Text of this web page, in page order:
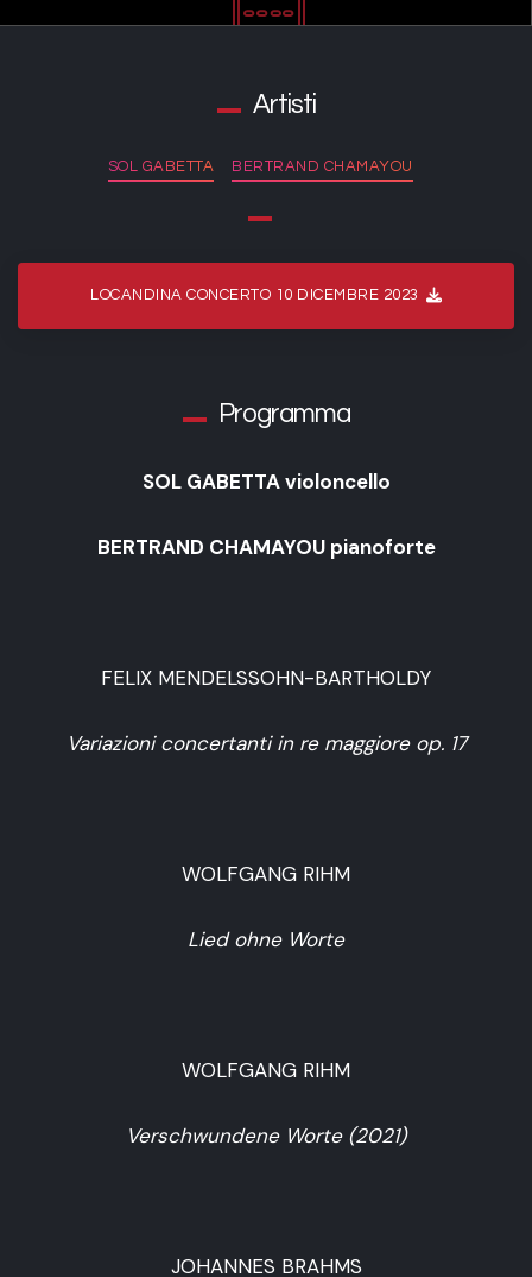
Artisti
SOL GABETTA BERTRAND CHAMAYOU
LOCANDINA CONCERTO 10 DICEMBRE 2023
Programma
SOL GABETTA violoncello
BERTRAND CHAMAYOU pianoforte
FELIX MENDELSSOHN-BARTHOLDY
Variazioni concertanti in re maggiore op. 17
WOLFGANG RIHM
Lied ohne Worte
WOLFGANG RIHM
Verschwundene Worte (2021)
JOHANNES BRAHMS